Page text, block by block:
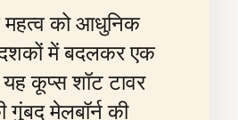
महत्व को आधुनिक
में बदलकर एक
कूप्स शॉट टावर
मेलबॉर्न की